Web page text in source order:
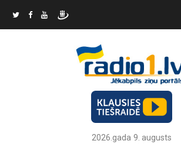
2026.gada 9. augusts